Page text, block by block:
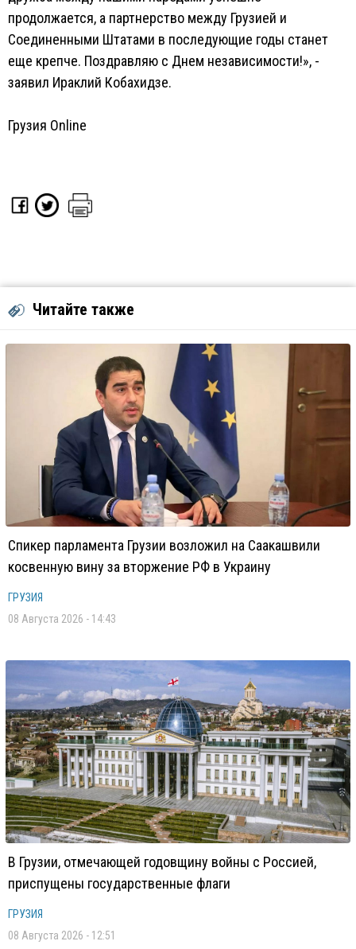
продолжается, а партнерство между Грузией и
Соединенными Штатами в последующие годы станет
еще крепче. Поздравляю с Днем независимости!», -
заявил Ираклий Кобахидзе.
Грузия Online
Читайте также
Спикер парламента Грузии возложил на Саакашвили
косвенную вину за вторжение РФ в Украину
ГРУЗИЯ
08 Августа 2026 - 14:43
В Грузии, отмечающей годовщину войны с Россией,
приспущены государственные флаги
ГРУЗИЯ
08 Августа 2026 - 12:51